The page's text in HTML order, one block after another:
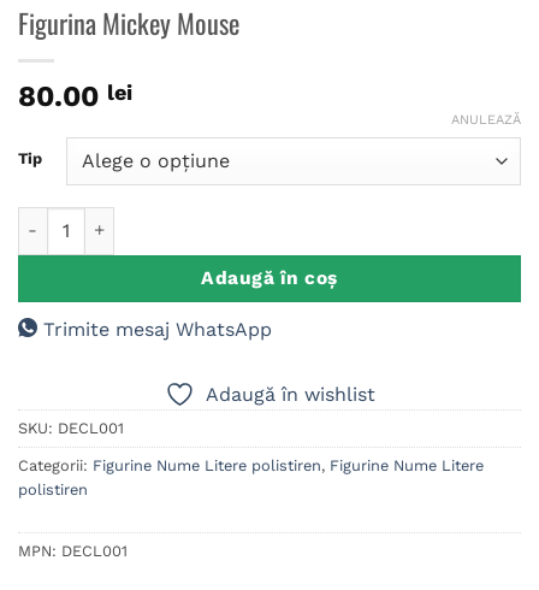
Figurina Mickey Mouse
80.00 lei
Tip
ANULEAZĂ
Adaugă în coș
Trimite mesaj WhatsApp
Adaugă în wishlist
SKU: DECL001
Categorii: Figurine Nume Litere polistiren, Figurine Nume Litere
polistiren
MPN: DECL001